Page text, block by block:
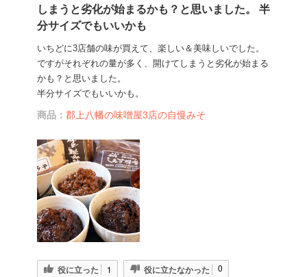
しまうと劣化が始まるかも？と思いました。 半
分サイズでもいいかも
いちどに3店舗の味が買えて、楽しい＆美味しいでした。
ですがそれぞれの量が多く、開けてしまうと劣化が始まる
かも？と思いました。
半分サイズでもいいかも。
商品： 郡上八幡の味噌屋3店の自慢みそ
役に立った 1 役に立たなかった 0